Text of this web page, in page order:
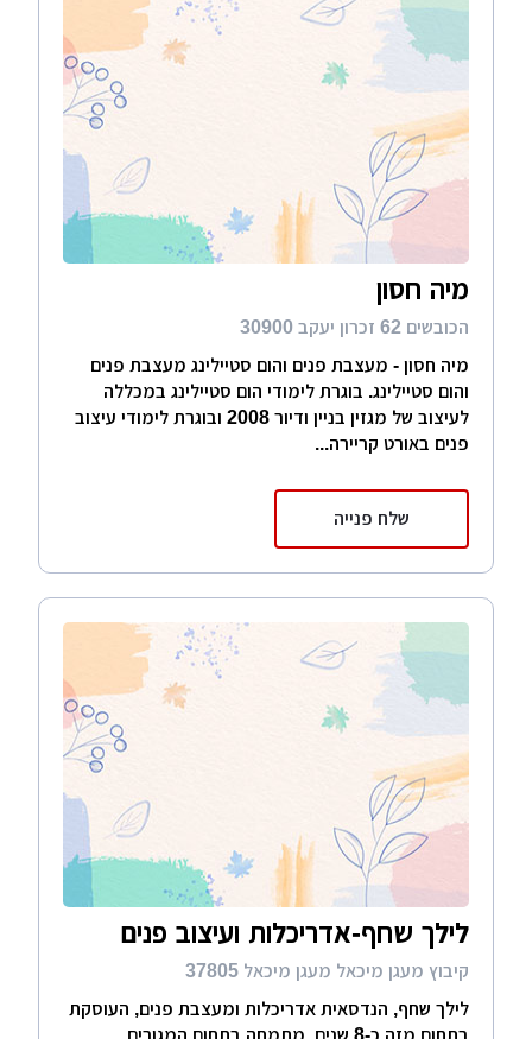
מיה חסון
הכובשים 62 זכרון יעקב 30900
מיה חסון - מעצבת פנים והום סטיילינג מעצבת פנים
והום סטיילינג. בוגרת לימודי הום סטיילינג במכללה
לעיצוב של מגזין בניין ודיור 2008 ובוגרת לימודי עיצוב
פנים באורט קריירה...
שלח פנייה
לילך שחף-אדריכלות ועיצוב פנים
קיבוץ מעגן מיכאל מעגן מיכאל 37805
לילך שחף, הנדסאית אדריכלות ומעצבת פנים, העוסקת
בתחום מזה כ-8 שנים. מתמחה בתחום המגורים